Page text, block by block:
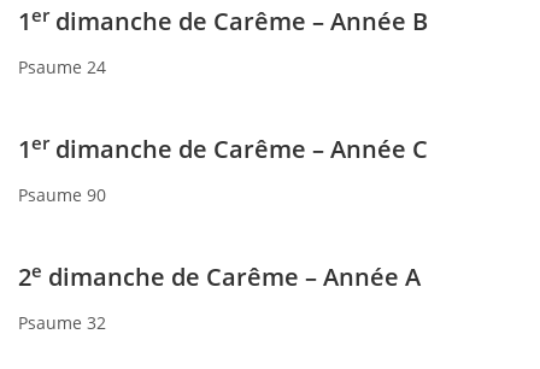
1erdimanche de Carême – Année B
Psaume 24
1erdimanche de Carême – Année C
Psaume 90
2e dimanche de Carême – Année A
Psaume 32